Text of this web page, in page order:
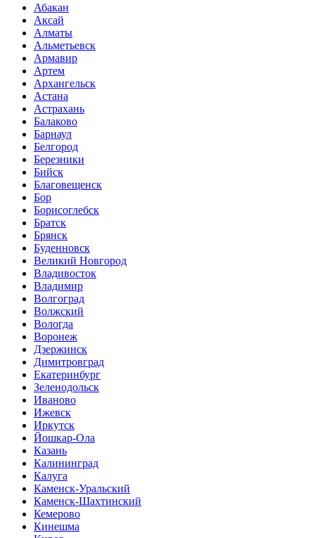
Абакан
Аксай
Алматы
Альметьевск
Армавир
Артем
Архангельск
Астана
Астрахань
Балаково
Барнаул
Белгород
Березники
Бийск
Благовещенск
Бор
Борисоглебск
Братск
Брянск
Буденновск
Великий Новгород
Владивосток
Владимир
Волгоград
Волжский
Вологда
Воронеж
Дзержинск
Димитровград
Екатеринбург
Зеленодольск
Иваново
Ижевск
Иркутск
Йошкар-Ола
Казань
Калининград
Калуга
Каменск-Уральский
Каменск-Шахтинский
Кемерово
Кинешма